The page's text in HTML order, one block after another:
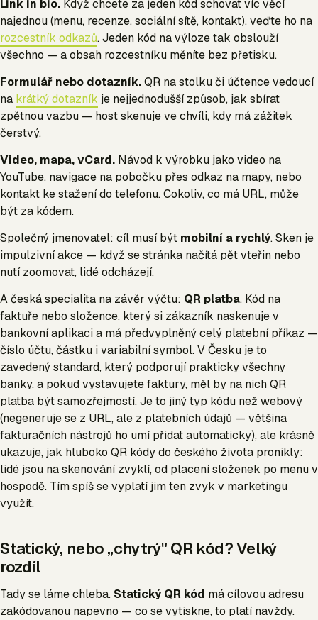
Link in bio. Když chcete za jeden kód schovat víc věcí
najednou (menu, recenze, sociální sítě, kontakt), veďte ho na
rozcestník odkazů. Jeden kód na výloze tak obslouží
všechno — a obsah rozcestníku měníte bez přetisku.
Formulář nebo dotazník.QR na stolku či účtence vedoucí
na krátký dotazník je nejjednodušší způsob, jak sbírat
zpětnou vazbu — host skenuje ve chvíli, kdy má zážitek
čerstvý.
Video, mapa, vCard. Návod k výrobku jako video na
YouTube, navigace na pobočku přes odkaz na mapy, nebo
kontakt ke stažení do telefonu. Cokoliv, co má URL, může
být za kódem.
Společný jmenovatel: cíl musí být mobilní a rychlý. Sken je
impulzivní akce — když se stránka načítá pět vteřin nebo
nutí zoomovat, lidé odcházejí.
A česká specialita na závěr výčtu: QR platba. Kód na
faktuře nebo složence, který si zákazník naskenuje v
bankovní aplikaci a má předvyplněný celý platební příkaz —
číslo účtu, částku i variabilní symbol. V Česku je to
zavedený standard, který podporují prakticky všechny
banky, a pokud vystavujete faktury, měl by na nich QR
platba být samozřejmostí. Je to jiný typ kódu než webový
(negeneruje se z URL, ale z platebních údajů — většina
fakturačních nástrojů ho umí přidat automaticky), ale krásně
ukazuje, jak hluboko QR kódy do českého života pronikly:
lidé jsou na skenování zvyklí, od placení složenek po menu v
hospodě. Tím spíš se vyplatí jim ten zvyk v marketingu
využít.
Statický, nebo „chytrý" QR kód? Velký
rozdíl
Tady se láme chleba. Statický QR kód má cílovou adresu
zakódovanou napevno — co se vytiskne, to platí navždy.